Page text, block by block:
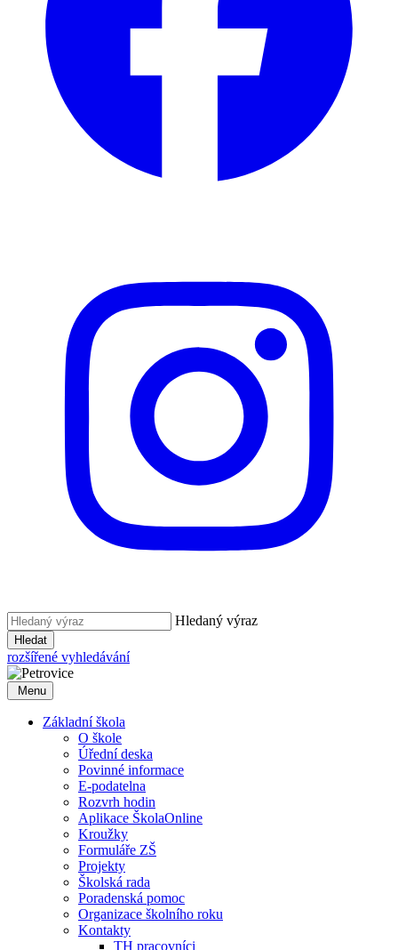
Hledaný výraz
Hledat
rozšířené vyhledávání
Menu
Základní škola
O škole
Úřední deska
Povinné informace
E-podatelna
Rozvrh hodin
Aplikace ŠkolaOnline
Kroužky
Formuláře ZŠ
Projekty
Školská rada
Poradenská pomoc
Organizace školního roku
Kontakty
TH pracovníci